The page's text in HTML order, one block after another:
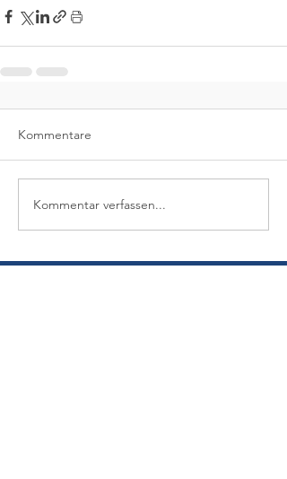
Kommentare
Kommentar verfassen...